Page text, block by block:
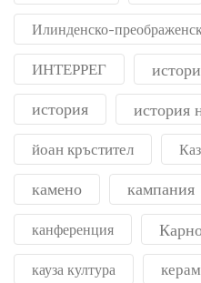
Илинденско-
ИНТЕРРЕГ
история история
йоан кръстител
камено кампания
канференция
кауза култура